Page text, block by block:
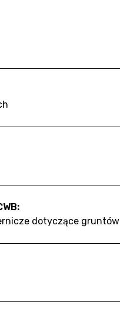
dotyczące gruntów